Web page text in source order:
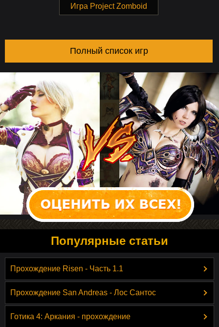
Игра Project Zomboid
Полный список игр
Популярные статьи
Прохождение Risen - Часть 1.1
Прохождение San Andreas - Лос Сантос
Готика 4: Аркания - прохождение